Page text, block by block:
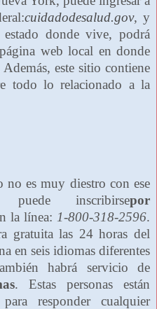
cuidadodesalud.gov, y
donde vive, podrá
web local en donde
este sitio contiene
todo lo relacionado a la
no es muy diestro con ese
inscribirsepor
la línea: 1-800-318-2596.
gratuita las 24 horas del
en seis idiomas diferentes
habrá servicio de
. Estas personas están
responder cualquier